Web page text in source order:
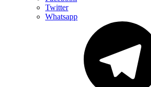
Twitter
Whatsapp